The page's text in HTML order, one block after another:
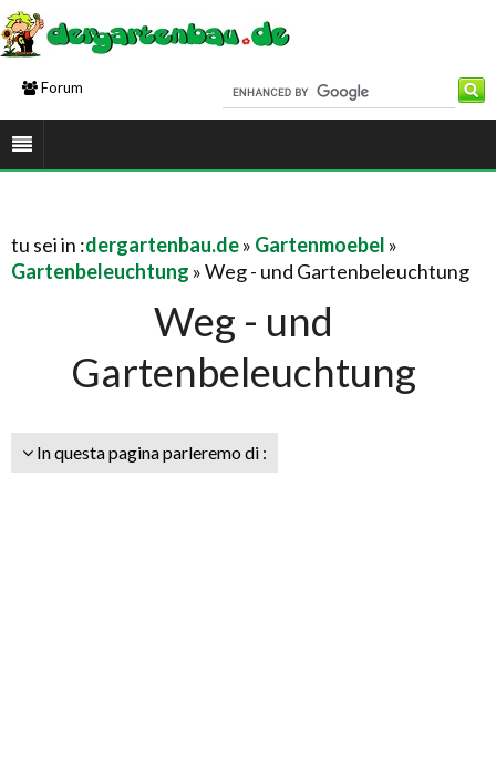
Forum
tu sei in :dergartenbau.de» Gartenmoebel »
Gartenbeleuchtung » Weg - und Gartenbeleuchtung
Weg - und
Gartenbeleuchtung
In questa pagina parleremo di :